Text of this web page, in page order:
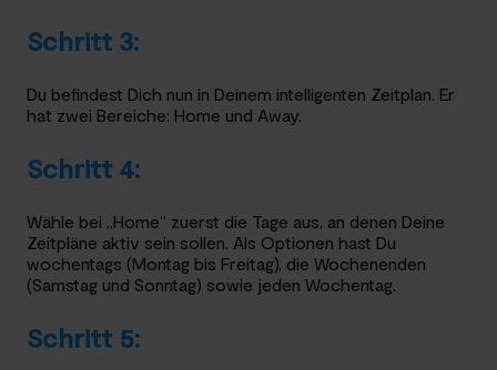
Schritt 3:
Du befindest Dich nun in Deinem intelligenten Zeitplan. Er
hat zwei Bereiche: Home und Away.
Schritt 4:
Wähle bei „Home“ zuerst die Tage aus, an denen Deine
Zeitpläne aktiv sein sollen. Als Optionen hast Du
wochentags (Montag bis Freitag), die Wochenenden
(Samstag und Sonntag) sowie jeden Wochentag.
Schritt 5: